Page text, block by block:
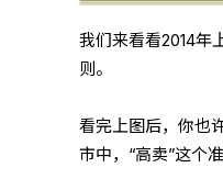
我们来看看2014年
则。
看完上图后，你也
市中，“高卖”这个